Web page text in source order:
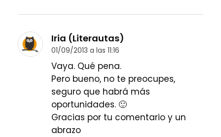
Iria (Literautas)
01/09/2013 a las 11:16
Vaya. Qué pena.
Pero bueno, no te preocupes,
seguro que habrá más
oportunidades. 🙂
Gracias por tu comentario y un
abrazo